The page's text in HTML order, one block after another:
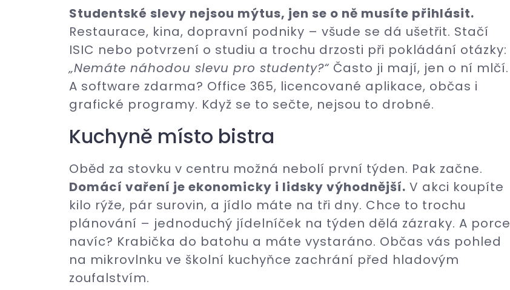
Studentské slevy nejsou mýtus, jen se o ně musíte přihlásit.
Restaurace, kina, dopravní podniky – všude se dá ušetřit. Stačí
ISIC nebo potvrzení o studiu a trochu drzosti při pokládání otázky:
„Nemáte náhodou slevu pro studenty?“ Často ji mají, jen o ní mlčí.
A software zdarma? Office 365, licencované aplikace, občas i
grafické programy. Když se to sečte, nejsou to drobné.
Kuchyně místo bistra
Oběd za stovku v centru možná nebolí první týden. Pak začne.
Domácí vaření je ekonomicky i lidsky výhodnější. V akci koupíte
kilo rýže, pár surovin, a jídlo máte na tři dny. Chce to trochu
plánování – jednoduchý jídelníček na týden dělá zázraky. A porce
navíc? Krabička do batohu a máte vystaráno. Občas vás pohled
na mikrovlnku ve školní kuchyňce zachrání před hladovým
zoufalstvím.